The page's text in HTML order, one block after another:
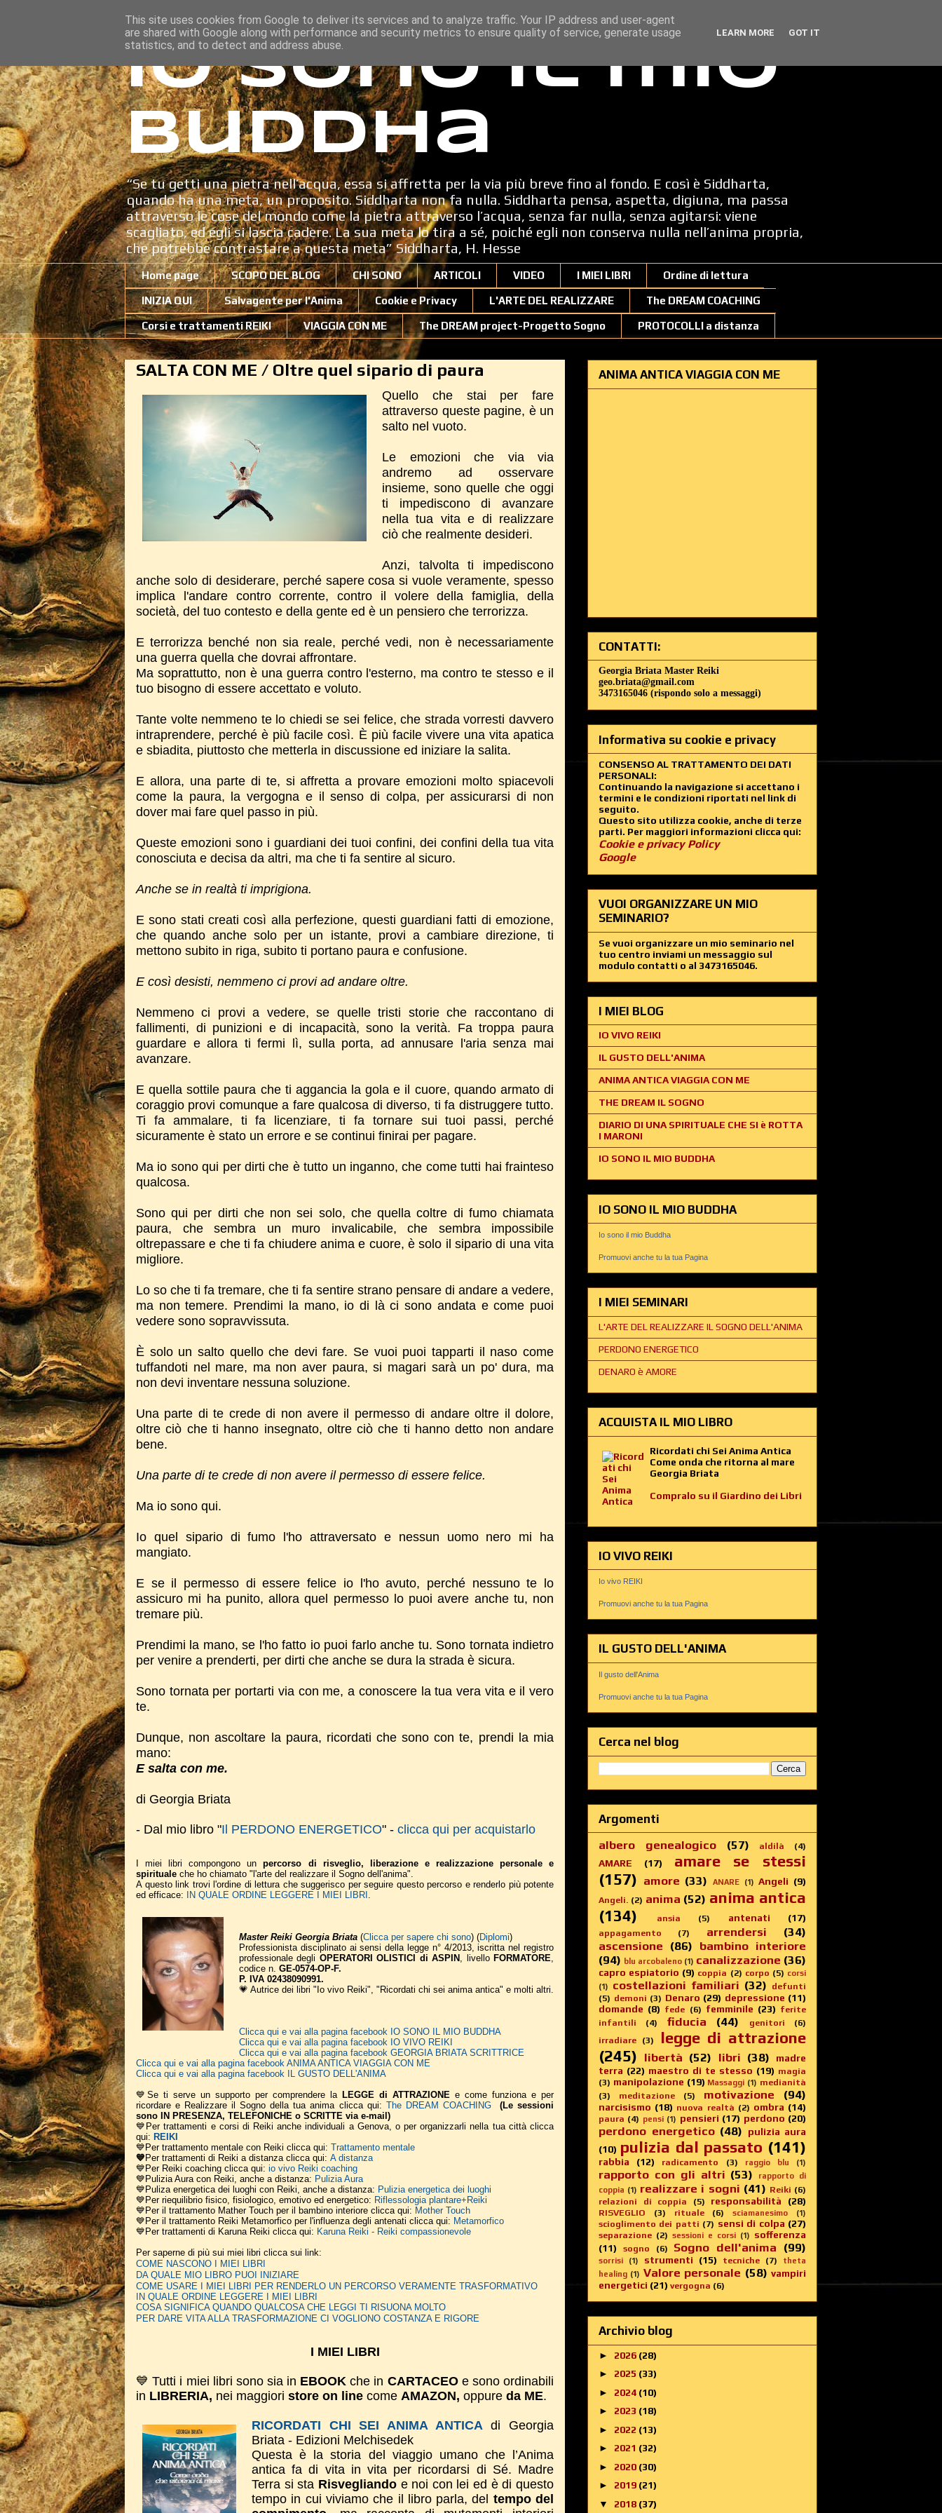
Io sono il mio
Buddha
“Se tu getti una pietra nell’acqua, essa si affretta per la via più breve fino al fondo. E così è Siddharta,
quando ha una meta, un proposito. Siddharta non fa nulla. Siddharta pensa, aspetta, digiuna, ma passa
attraverso le cose del mondo come la pietra attraverso l’acqua, senza far nulla, senza agitarsi: viene
scagliato, ed egli si lascia cadere. La sua meta lo tira a sé, poiché egli non conserva nulla nell’anima propria,
che potrebbe contrastare a questa meta” Siddharta, H. Hesse
Home page SCOPO DEL BLOG CHI SONO ARTICOLI VIDEO I MIEI LIBRI Ordine di lettura
INIZIA QUI Salvagente per l'Anima Cookie e Privacy L'ARTE DEL REALIZZARE The DREAM COACHING
Corsi e trattamenti REIKI VIAGGIA CON ME The DREAM project-Progetto Sogno PROTOCOLLI a distanza
SALTA CON ME / Oltre quel sipario di paura
Quello che stai per fare
attraverso queste pagine, è un
salto nel vuoto.
Le emozioni che via via
andremo ad osservare
insieme, sono quelle che oggi
ti impediscono di avanzare
nella tua vita e di realizzare
ciò che realmente desideri.
Anzi, talvolta ti impediscono
anche solo di desiderare, perché sapere cosa si vuole veramente, spesso
implica l'andare contro corrente, contro il volere della famiglia, della
società, del tuo contesto e della gente ed è un pensiero che terrorizza.
E terrorizza benché non sia reale, perché vedi, non è necessariamente
una guerra quella che dovrai affrontare.
Ma soprattutto, non è una guerra contro l'esterno, ma contro te stesso e il
tuo bisogno di essere accettato e voluto.
Tante volte nemmeno te lo chiedi se sei felice, che strada vorresti davvero
intraprendere, perché è più facile così. È più facile vivere una vita apatica
e sbiadita, piuttosto che metterla in discussione ed iniziare la salita.
E allora, una parte di te, si affretta a provare emozioni molto spiacevoli
come la paura, la vergogna e il senso di colpa, per assicurarsi di non
dover mai fare quel passo in più.
Queste emozioni sono i guardiani dei tuoi confini, dei confini della tua vita
conosciuta e decisa da altri, ma che ti fa sentire al sicuro.
Anche se in realtà ti imprigiona.
E sono stati creati così alla perfezione, questi guardiani fatti di emozione,
che quando anche solo per un istante, provi a cambiare direzione, ti
mettono subito in riga, subito ti portano paura e confusione.
E così desisti, nemmeno ci provi ad andare oltre.
Nemmeno ci provi a vedere, se quelle tristi storie che raccontano di
fallimenti, di punizioni e di incapacità, sono la verità. Fa troppa paura
guardare e allora ti fermi lì, sulla porta, ad annusare l'aria senza mai
avanzare.
E quella sottile paura che ti aggancia la gola e il cuore, quando armato di
coraggio provi comunque a fare qualcosa di diverso, ti fa distruggere tutto.
Ti fa ammalare, ti fa licenziare, ti fa tornare sui tuoi passi, perché
sicuramente è stato un errore e se continui finirai per pagare.
Ma io sono qui per dirti che è tutto un inganno, che come tutti hai frainteso
qualcosa.
Sono qui per dirti che non sei solo, che quella coltre di fumo chiamata
paura, che sembra un muro invalicabile, che sembra impossibile
oltrepassare e che ti fa chiudere anima e cuore, è solo il sipario di una vita
migliore.
Lo so che ti fa tremare, che ti fa sentire strano pensare di andare a vedere,
ma non temere. Prendimi la mano, io di là ci sono andata e come puoi
vedere sono sopravvissuta.
È solo un salto quello che devi fare. Se vuoi puoi tapparti il naso come
tuffandoti nel mare, ma non aver paura, si magari sarà un po' dura, ma
non devi inventare nessuna soluzione.
Una parte di te crede di non avere il permesso di andare oltre il dolore,
oltre ciò che ti hanno insegnato, oltre ciò che ti hanno detto non andare
bene.
Una parte di te crede di non avere il permesso di essere felice.
Ma io sono qui.
Io quel sipario di fumo l'ho attraversato e nessun uomo nero mi ha
mangiato.
E se il permesso di essere felice io l'ho avuto, perché nessuno te lo
assicuro mi ha punito, allora quel permesso lo puoi avere anche tu, non
tremare più.
Prendimi la mano, se l'ho fatto io puoi farlo anche tu. Sono tornata indietro
per venire a prenderti, per dirti che anche se dura la strada è sicura.
Sono tornata per portarti via con me, a conoscere la tua vera vita e il vero
te.
Dunque, non ascoltare la paura, ricordati che sono con te, prendi la mia
mano:
E salta con me.
di Georgia Briata
- Dal mio libro "Il PERDONO ENERGETICO" - clicca qui per acquistarlo
I miei libri compongono unpercorso di risveglio, liberazione e realizzazione personale e
spirituale che ho chiamato "l'arte del realizzare il Sogno dell'anima".
A questo link trovi l'ordine di lettura che suggerisco per seguire questo percorso e renderlo più potente
ed efficace:
IN QUALE ORDINE LEGGERE I MIEI LIBRI .
Master Reiki Georgia Briata (Clicca per sapere chi sono) (Diplomi)
Professionista disciplinato ai sensi della legge n° 4/2013, iscritta nel registro
professionale degli OPERATORI OLISTICI di ASPIN , livello FORMATORE,
codice n. GE-0574-OP-F.
P. IVA 02438090991.
💗 Autrice dei libri "Io vivo Reiki", "Ricordati chi sei anima antica" e molti altri.
Clicca qui e vai alla pagina facebook IO SONO IL MIO BUDDHA
Clicca qui e vai alla pagina facebook IO VIVO REIKI
Clicca qui e vai alla pagina facebook GEORGIA BRIATA SCRITTRICE
Clicca qui e vai alla pagina facebook ANIMA ANTICA VIAGGIA CON ME
Clicca qui e vai alla pagina facebook IL GUSTO DELL'ANIMA
💙Se ti serve un supporto per comprendere laLEGGE di ATTRAZIONE e come funziona e per
ricordare e Realizzare il Sogno della tua anima clicca qui: The DREAM COACHING
(Le sessioni
sono IN PRESENZA, TELEFONICHE o SCRITTE via e-mail)
💙Per trattamenti e corsi di Reiki anche individuali a Genova, o per organizzarli nella tua città clicca
qui: REIKI
💙Per trattamento mentale con Reiki clicca qui: Trattamento mentale
💙 Per trattamenti di Reiki a distanza clicca qui: A distanza
💙Per Reiki coaching clicca qui: io vivo Reiki coaching
💙Pulizia Aura con Reiki, anche a distanza: Pulizia Aura
💙Puliza energetica dei luoghi con Reiki, anche a distanza: Pulizia energetica dei luoghi
💙Per riequilibrio fisico, fisiologico, emotivo ed energetico: Riflessologia plantare+Reiki
💙Per il trattamento Mather Touch per il bambino interiore clicca qui: Mother Touch
💙Per il trattamento Reiki Metamorfico per l'influenza degli antenati clicca qui: Metamorfico
💙Per trattamenti di Karuna Reiki clicca qui: Karuna Reiki - Reiki compassionevole
Per saperne di più sui miei libri clicca sui link:
COME NASCONO I MIEI LIBRI
DA QUALE MIO LIBRO PUOI INIZIARE
COME USARE I MIEI LIBRI PER RENDERLO UN PERCORSO VERAMENTE TRASFORMATIVO
IN QUALE ORDINE LEGGERE I MIEI LIBRI
COSA SIGNIFICA QUANDO QUALCOSA CHE LEGGI TI RISUONA MOLTO
PER DARE VITA ALLA TRASFORMAZIONE CI VOGLIONO COSTANZA E RIGORE
I MIEI LIBRI
💙 Tutti i miei libri sono sia in EBOOKche in CARTACEO e sono ordinabili
in LIBRERIA, nei maggiori store on line come AMAZON, oppure da ME.
RICORDATI CHI SEI ANIMA ANTICA di Georgia
Briata - Edizioni Melchisedek
Questa è la storia del viaggio umano che l’Anima
antica fa di vita in vita per ricordarsi di Sé. Madre
Terra si sta Risvegliando e noi con lei ed è di questo
tempo in cui viviamo che il libro parla, del tempo del
ANIMA ANTICA VIAGGIA CON ME
CONTATTI:
Georgia Briata Master Reiki
geo.briata@gmail.com
3473165046 (rispondo solo a messaggi)
Informativa su cookie e privacy
CONSENSO AL TRATTAMENTO DEI DATI
PERSONALI:
Continuando la navigazione si accettano i
termini e le condizioni riportati nel link di
seguito.
Questo sito utilizza cookie, anche di terze
parti. Per maggiori informazioni clicca qui:
Cookie e privacy Policy
Google
VUOI ORGANIZZARE UN MIO
SEMINARIO?
Se vuoi organizzare un mio seminario nel
tuo centro inviami un messaggio sul
modulo contatti o al 3473165046.
I MIEI BLOG
IO VIVO REIKI
IL GUSTO DELL'ANIMA
ANIMA ANTICA VIAGGIA CON ME
THE DREAM IL SOGNO
DIARIO DI UNA SPIRITUALE CHE SI è ROTTA
I MARONI
IO SONO IL MIO BUDDHA
IO SONO IL MIO BUDDHA
Io sono il mio Buddha
Promuovi anche tu la tua Pagina
I MIEI SEMINARI
L'ARTE DEL REALIZZARE IL SOGNO DELL'ANIMA
PERDONO ENERGETICO
DENARO è AMORE
ACQUISTA IL MIO LIBRO
Ricordati chi Sei Anima Antica
Come onda che ritorna al mare
Georgia Briata
Compralo su il Giardino dei Libri
IO VIVO REIKI
Io vivo REIKI
Promuovi anche tu la tua Pagina
IL GUSTO DELL'ANIMA
Il gusto dell'Anima
Promuovi anche tu la tua Pagina
Cerca nel blog
Argomenti
albero genealogico
(57) aldilà (4)
AMARE (17)
amare se stessi
(157) amore (33) ANARE (1) Angeli (9)
Angeli. (2) anima (52) anima antica
(134)
ansia (5) antenati (17)
appagamento (7) arrendersi
(34)
ascensione (86) bambino interiore
(94) blu arcobaleno (1) canalizzazione (36)
capro espiatorio (9) coppia (2) corpo (5) corsi
(1)
costellazioni familiari (32) defunti
(5) demoni (3) Denaro (29) depressione (11)
domande (8) fede (6) femminile (23) ferite
infantili
(4) fiducia (44) genitori
(6)
irradiare (3)
legge di attrazione
(245) libertà (52) libri (38)
madre
terra (22) maestro di te stesso (19) magia
(3) manipolazione (19) Massaggi (1) medianità
(3)
meditazione (5) motivazione (94)
narcisismo (18) nuova realtà (2) ombra (14)
paura (4) pensi (1) pensieri (17) perdono (20)
perdono energetico (48)
pulizia aura
(10) pulizia dal passato (141)
rabbia (12) radicamento (3) raggio blu (1)
rapporto con gli altri (53)
rapporto di
coppia (1) realizzare i sogni (41) Reiki (6)
relazioni di coppia
(5) responsabilità (28)
RISVEGLIO (3) rituale (6) sciamanesimo (1)
scioglimento dei patti (7) sensi di colpa (27)
separazione (2) sessioni e corsi (1)
sofferenza
(11)
sogno (6) Sogno dell'anima (99)
sorrisi (1) strumenti (15) tecniche (7)
theta
healing (1) Valore personale (58) vampiri
energetici (21) vergogna (6)
Archivio blog
► 2026 (28)
► 2025 (33)
► 2024 (10)
► 2023 (18)
► 2022 (13)
► 2021 (32)
► 2020 (30)
► 2019 (21)
▼ 2018 (37)
This site uses cookies from Google to deliver its services and to analyze traffic. Your IP address and user-agent
are shared with Google along with performance and security metrics to ensure quality of service, generate usage
statistics, and to detect and address abuse.
LEARN MORE GOT IT